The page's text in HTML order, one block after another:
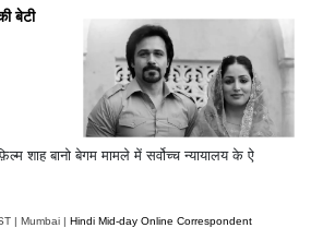
बेटी
फ़िल्म शाह बानो बेगम मामले में सर्वोच्च न्यायालय के ऐ
| Mumbai | Hindi Mid-day Online Correspondent